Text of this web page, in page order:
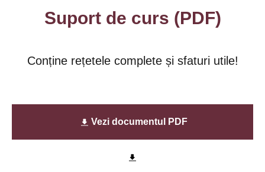
Suport de curs (PDF)
Conține rețetele complete și sfaturi utile!
Vezi documentul PDF